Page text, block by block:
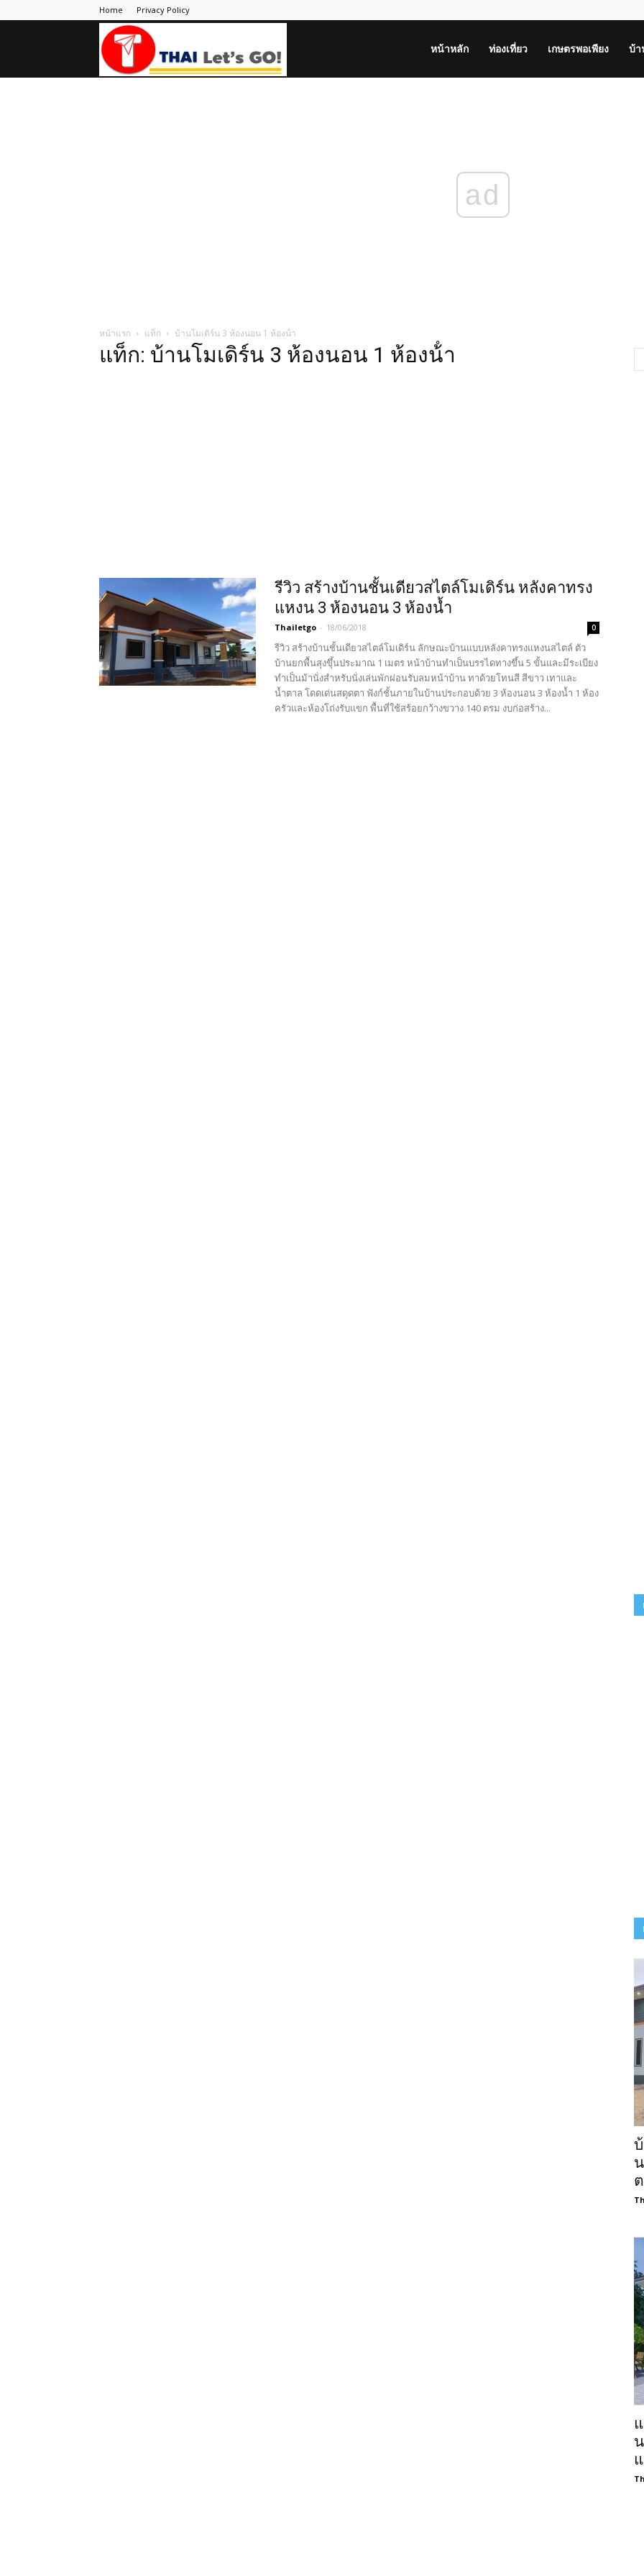
Home Privacy Policy
หน้าหลัก ท่องเที่ยว เกษตรพอเพียง บ้
ad
หน้าแรก แท็ก บ้านโมเดิร์น 3 ห้องนอน 1 ห้องน้ํา
แท็ก: บ้านโมเดิร์น 3 ห้องนอน 1 ห้องน้ํา
รีวิว สร้างบ้านชั้นเดียวสไตล์โมเดิร์น หลังคาทรง
แหงน 3 ห้องนอน 3 ห้องน้ำ
Thailetgo - 18/06/2018 0
รีวิว สร้างบ้านชั้นเดียวสไตล์โมเดิร์น ลักษณะบ้านแบบหลังคาทรงแหงนสไตล์ ตัว
บ้านยกพื้นสุงขุึ้นประมาณ 1 เมตร หน้าบ้านทำเป็นบรรไดทางขึ้น 5 ขั้นและมีระเบียง
ทำเป็นม้านั่งสำหรับนั่งเล่นพักผ่อนรับลมหน้าบ้าน ทาด้วยโทนสี สีขาว เทาและ
น้ำตาล โดดเด่นสดุดตา ฟังก์ชั้นภายในบ้านประกอบด้วย 3 ห้องนอน 3 ห้องน้ำ 1 ห้อง
ครัวและห้องโถ่งรับแขก พื้นที่ใช้สร้อยกว้างขวาง 140 ตรม งบก่อสร้าง...